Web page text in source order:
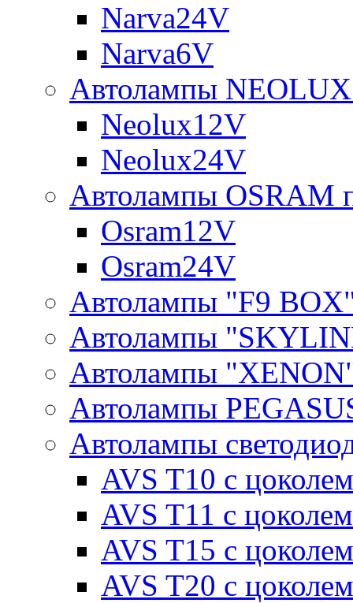
Narva24V
Narva6V
Автолампы
Neolux12V
Neolux24V
Автолампы OSRAM
Osram12V
Osram24V
Автолампы "F9
Автолампы
Автолампы
Автолампы
Автолампы
AVS T10 с
AVS T11 с
AVS T15 с
AVS T20 с